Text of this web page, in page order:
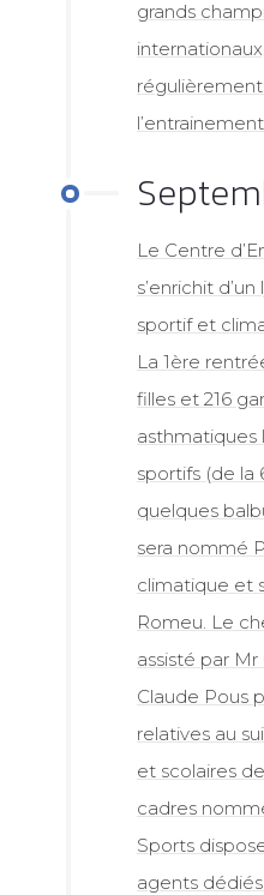
grands
Le Centre
s’enrichit
sportif et
La 1ère
filles et 216
asthmatiques
sportifs (de la
quelques
sera nommé
climatique et
Romeu. Le
assisté par
Claude Pous
relatives au
et scolaires
cadres
Sports
agents